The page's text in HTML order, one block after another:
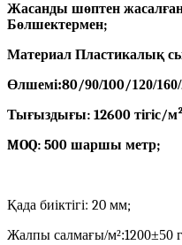
Жасанды шөптен жасалған
Бөлшектермен;
Материал Пластикалық
Өлшемі:80/90/100/120/
Тығыздығы: 12600 тігіс/
MOQ: 500 шаршы метр;
Қада биіктігі: 20 мм;
Жалпы салмағы/м²:1200±50